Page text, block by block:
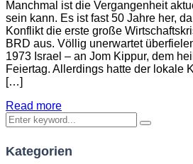
Manchmal ist die Vergangenheit
sein kann. Es ist fast 50 Jahre her,
Konflikt die erste große
BRD aus. Völlig unerwartet
1973 Israel – an Jom Kippur, dem
Feiertag. Allerdings hatte der lokale
[…]
Read more
Kategorien